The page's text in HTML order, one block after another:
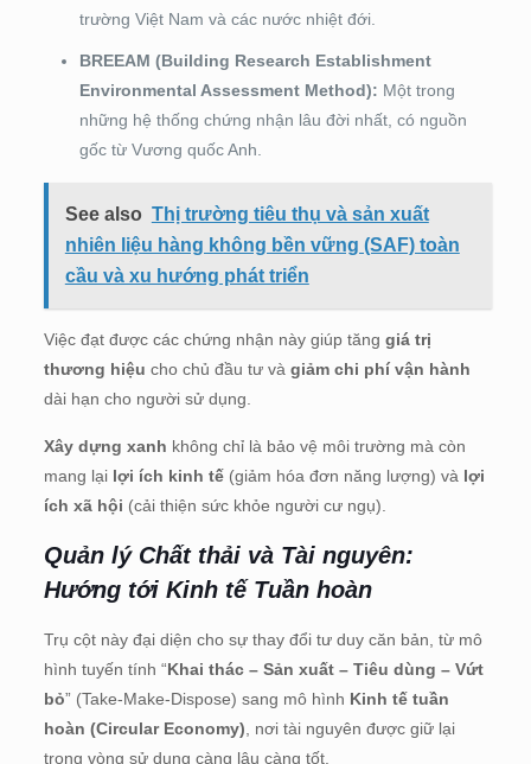
trường Việt Nam và các nước nhiệt đới.
BREEAM (Building Research Establishment
Environmental Assessment Method): Một trong
những hệ thống chứng nhận lâu đời nhất, có nguồn
gốc từ Vương quốc Anh.
See also Thị trường tiêu thụ và sản xuất
nhiên liệu hàng không bền vững (SAF) toàn
cầu và xu hướng phát triển
Việc đạt được các chứng nhận này giúp tăng giá trị
thương hiệu cho chủ đầu tư và giảm chi phí vận hành
dài hạn cho người sử dụng.
Xây dựng xanh không chỉ là bảo vệ môi trường mà còn
mang lại lợi ích kinh tế(giảm hóa đơn năng lượng) và lợi
ích xã hội (cải thiện sức khỏe người cư ngụ).
Quản lý Chất thải và Tài nguyên:
Hướng tới Kinh tế Tuần hoàn
Trụ cột này đại diện cho sự thay đổi tư duy căn bản, từ mô
hình tuyến tính “Khai thác – Sản xuất – Tiêu dùng – Vứt
bỏ” (Take-Make-Dispose) sang mô hình Kinh tế tuần
hoàn (Circular Economy) , nơi tài nguyên được giữ lại
trong vòng sử dụng càng lâu càng tốt.